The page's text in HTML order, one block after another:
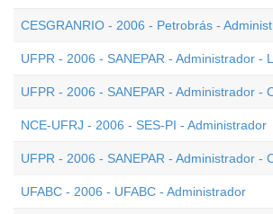
CESGRANRIO - 2006 - Petrobrás -
UFPR - 2006 - SANEPAR - Administrador -
UFPR - 2006 - SANEPAR - Administrador -
NCE-UFRJ - 2006 - SES-PI - Administrador
UFPR - 2006 - SANEPAR - Administrador -
UFABC - 2006 - UFABC - Administrador